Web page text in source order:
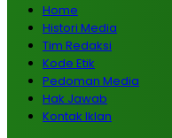
Home
Histori Media
Tim Redaksi
Kode Etik
Pedoman Media
Hak Jawab
Kontak Iklan